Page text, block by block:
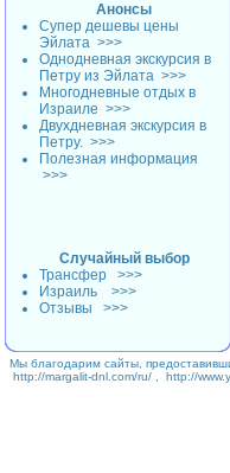
Анонсы
Супер дешевы цены
Эйлата >>>
Однодневная экскурсия в
Петру из Эйлата >>>
Многодневные отдых в
Израиле >>>
Двухдневная экскурсия в
Петру. >>>
Полезная информация
>>>
Случайный выбор
Трансфер
>>>
Израиль
>>>
Отзывы
>>>
Мы благодарим сайты,
http://margalit-dnl.com/ru/
http://